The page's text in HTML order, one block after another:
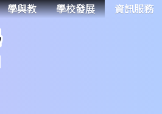
學與教 學校發展 資訊服務